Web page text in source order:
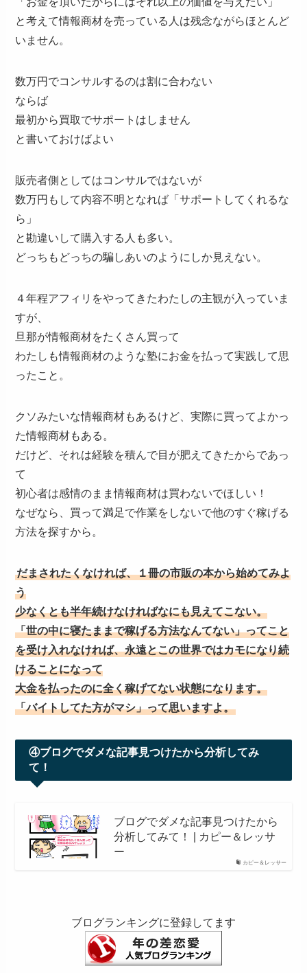
と考えて情報商材を売っている人は残念ながらほとんど
いません。
数万円でコンサルするのは割に合わない
ならば
最初から買取でサポートはしません
と書いておけばよい
販売者側としてはコンサルではないが
数万円もして内容不明となれば「サポートしてくれるな
ら」
と勘違いして購入する人も多い。
どっちもどっちの騙しあいのようにしか見えない。
４年程アフィリをやってきたわたしの主観が入っていま
すが、
旦那が情報商材をたくさん買って
わたしも情報商材のような塾にお金を払って実践して思
ったこと。
クソみたいな情報商材もあるけど、実際に買ってよかっ
た情報商材もある。
だけど、それは経験を積んで目が肥えてきたからであっ
て
初心者は感情のまま情報商材は買わないでほしい！
なぜなら、買って満足で作業をしないで他のすぐ稼げる
方法を探すから。
だまされたくなければ、１冊の市販の本から始めてみよ
う
少なくとも半年続けなければなにも見えてこない。
「世の中に寝たままで稼げる方法なんてない」ってこと
を受け入れなければ、永遠とこの世界ではカモになり続
けることになって
大金を払ったのに全く稼げてない状態になります。
「バイトしてた方がマシ」って思いますよ。
④ブログでダメな記事見つけたから分析してみ
て！
カピー＆レッサー
ブログでダメな記事見つけたから
分析してみて！ | カピー＆レッサ
ー
ブログランキングに登録してます